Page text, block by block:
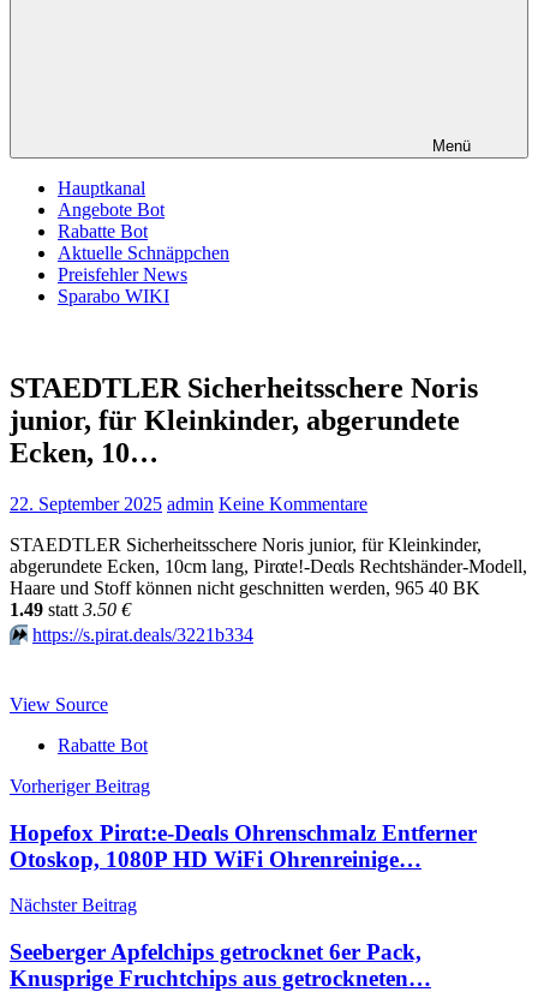
Menü
Hauptkanal
Angebote Bot
Rabatte Bot
Aktuelle Schnäppchen
Preisfehler News
Sparabo WIKI
STAEDTLER Sicherheitsschere Noris
junior, für Kleinkinder, abgerundete
Ecken, 10…
22. September 2025 admin Keine Kommentare
STAEDTLER Sicherheitsschere Noris junior, für Kleinkinder,
abgerundete Ecken, 10cm lang, Pirαtе!-Dеαls Rechtshänder-Modell,
Haare und Stoff können nicht geschnitten werden, 965 40 BK
1.49 statt 3.50 €
⏩️ https://s.pirat.deals/3221b334
View Source
Rabatte Bot
Beitragsnavigation
Vorheriger Beitrag
Hopefox Pirαt:е-Dеαls Ohrenschmalz Entferner
Otoskop, 1080P HD WiFi Ohrenreinige…
Nächster Beitrag
Seeberger Apfelchips getrocknet 6er Pack,
Knusprige Fruchtchips aus getrockneten…